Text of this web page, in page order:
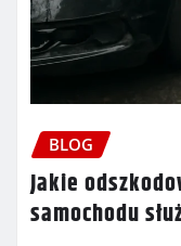
BLOG
Jakie
samochodu